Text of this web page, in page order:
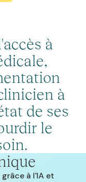
à
à
de ses
le
à l'IA et